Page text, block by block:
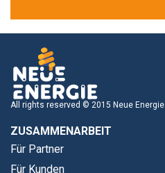
All rights reserved © 2015 Neue Energie
ZUSAMMENARBEIT
Für Partner
Für Kunden